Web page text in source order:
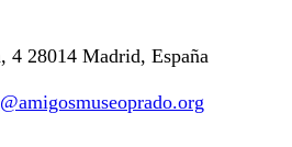
4 28014 Madrid, España